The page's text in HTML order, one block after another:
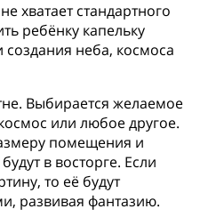
хватает стандартного
ребёнку капельку
неба, космоса
Выбирается желаемое
или любое другое.
помещения и
в восторге. Если
то её будут
развивая фантазию.